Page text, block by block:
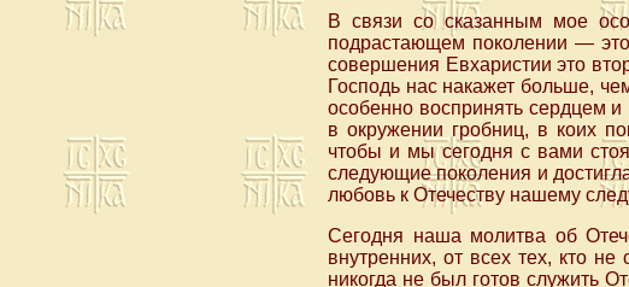
В связи со сказанным мое
подрастающем поколении —
совершения Евхаристии это
Господь нас накажет больше,
особенно воспринять сердцем
в окружении гробниц, в коих
чтобы и мы сегодня с вами
следующие поколения и
любовь к Отечеству нашему
Сегодня наша молитва об
внутренних, от всех тех, кто
никогда не был готов служить